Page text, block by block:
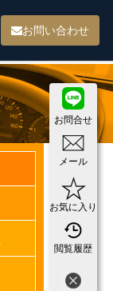
お問い合わせ
お問合せ
メール
お気に入り
閲覧履歴